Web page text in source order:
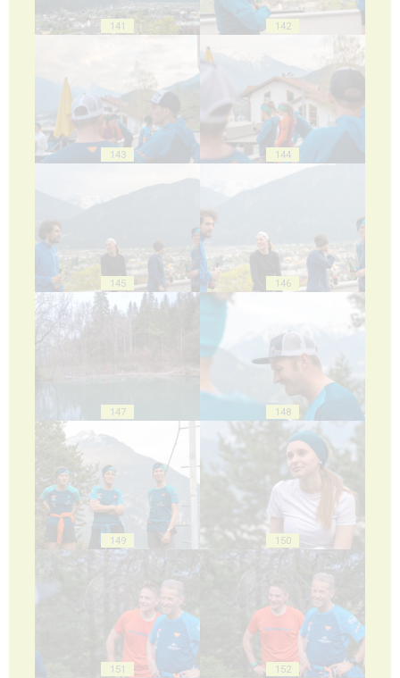
141 142
143 144
145 146
147 148
149 150
151 152